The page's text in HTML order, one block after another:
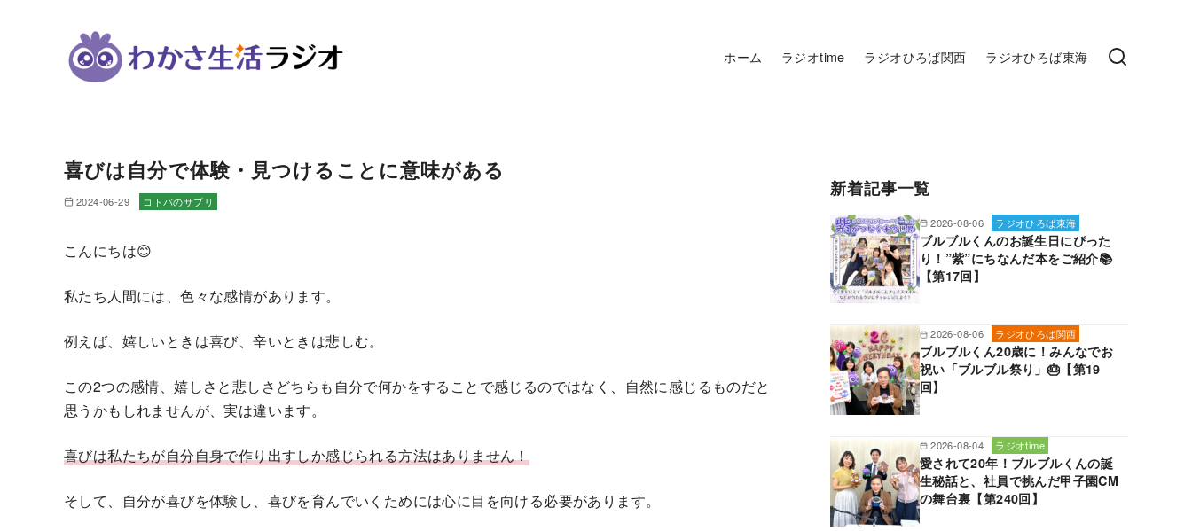
ホーム ラジオtime ラジオひろば関西 ラジオひろば東海
喜びは自分で体験・見つけることに意味がある
2024-06-29 コトバのサプリ
こんにちは😊
私たち人間には、色々な感情があります。
例えば、嬉しいときは喜び、辛いときは悲しむ。
この2つの感情、嬉しさと悲しさどちらも自分で何かをすることで感じるのではなく、自然に感じるものだと
思うかもしれませんが、実は違います。
喜びは私たちが自分自身で作り出すしか感じられる方法はありません！
そして、自分が喜びを体験し、喜びを育んでいくためには心に目を向ける必要があります。
新着記事一覧
2026-08-06 ラジオひろば東海
ブルブルくんのお誕生日にぴった
り！”紫”にちなんだ本をご紹介📚
【第17回】
2026-08-06 ラジオひろば関西
ブルブルくん20歳に！みんなでお
祝い「ブルブル祭り」🎂【第19
回】
2026-08-04 ラジオtime
愛されて20年！ブルブルくんの誕
生秘話と、社員で挑んだ甲子園CM
の舞台裏【第240回】